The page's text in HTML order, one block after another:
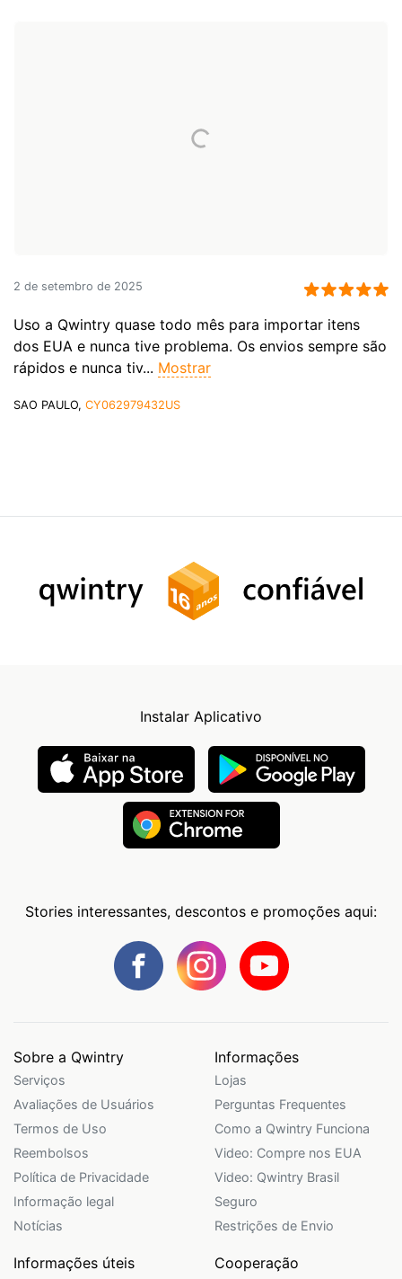
2 de setembro de 2025
Uso a Qwintry quase todo mês para importar itens
dos EUA e nunca tive problema. Os envios sempre são
rápidos e nunca tiv... Mostrar
SAO PAULO, CY062979432US
Instalar Aplicativo
Stories interessantes, descontos e promoções aqui:
Sobre a Qwintry
Serviços
Avaliações de Usuários
Termos de Uso
Reembolsos
Política de Privacidade
Informação legal
Notícias
Informações
Lojas
Perguntas Frequentes
Como a Qwintry Funciona
Video: Compre nos EUA
Video: Qwintry Brasil
Seguro
Restrições de Envio
Informações úteis Cooperação